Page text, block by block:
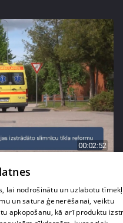
00:02:52
slimnīcu
lai nodrošinātu un uzlabotu
un satura ģenerēšanai, veiktu
apkopošanu, kā arī produktu